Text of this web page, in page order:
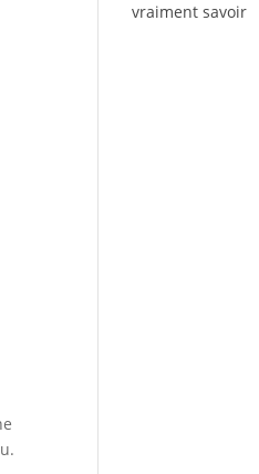
vraiment savoir